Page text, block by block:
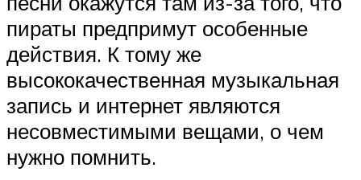
пираты предпримут особенные
действия. К тому же
высококачественная музыкальная
запись и интернет являются
несовместимыми вещами, о чем
нужно помнить.